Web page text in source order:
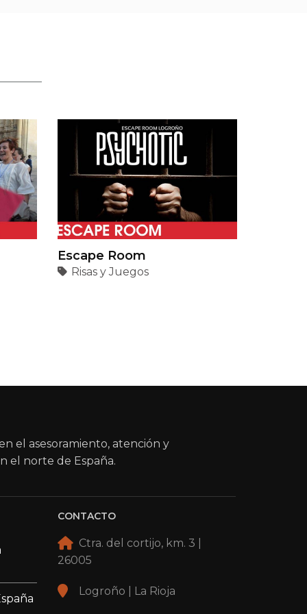
Escape Room
Risas y Juegos
el asesoramiento, atención y
el norte de España.
CONTACTO
Ctra. del cortijo, km. 3 |
26005
Logroño | La Rioja